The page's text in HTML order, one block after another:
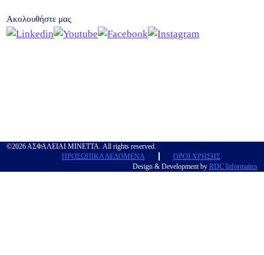
Ακολουθήστε μας
©2026 ΑΣΦΑΛΕΙΑΙ ΜΙΝΕΤΤΑ. All rights reserved.
ΠΡΟΣΩΠΙΚΑ ΔΕΔΟΜΕΝΑ
ΟΡΟΙ ΧΡΗΣΗΣ
Design & Development by RDC Informatics